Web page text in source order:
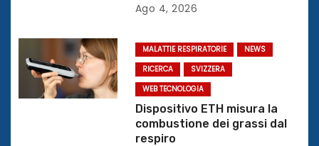
c
o
Ago 4, 2026
MALATTIE RESPIRATORIE
NEWS
RICERCA
SVIZZERA
WEB TECNOLOGIA
Dispositivo ETH misura la
combustione dei grassi dal
respiro